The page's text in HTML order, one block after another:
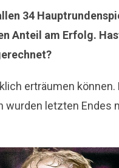
34
Anteil am Erfolg.
erträumen
letzten Endes